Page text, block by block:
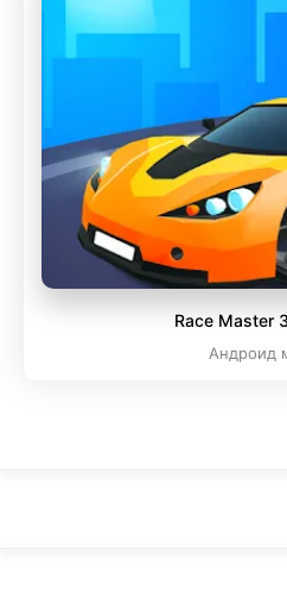
Race Master
Андроид